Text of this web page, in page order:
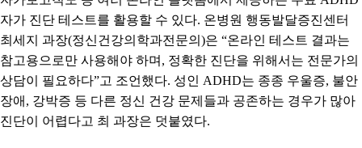
자가 진단 테스트를 활용할 수 있다. 온병원 행동발달증진센터
최세지 과장(정신건강의학과전문의 )은 “온라인 테스트 결과는
참고용으로만 사용해야 하며 , 정확한 진단을 위해서는 전문가의
상담이 필요하다”고 조언했다. 성인 ADHD는 종종 우울증, 불안
장애 , 강박증 등 다른 정신 건강 문제들과 공존하는 경우가 많아
진단이 어렵다고 최 과장은 덧붙였다.